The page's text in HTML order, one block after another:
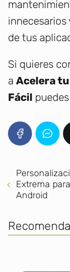
de tus
Si quieres
a Acelera
Fácil
Extrema
Android